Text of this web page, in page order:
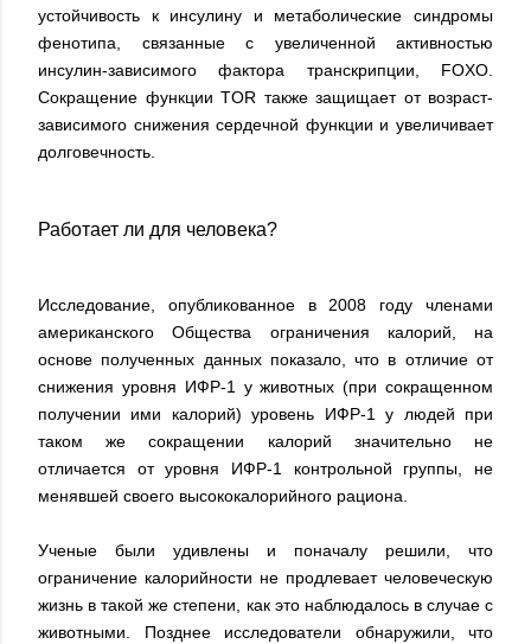
устойчивость к инсулину и метаболические синдромы
фенотипа, связанные с увеличенной активностью
инсулин-зависимого фактора транскрипции, FOXO.
Сокращение функции TOR также защищает от возраст-
зависимого снижения сердечной функции и увеличивает
долговечность.
Работает ли для человека?
Исследование, опубликованное в 2008 году членами
американского Общества ограничения калорий, на
основе полученных данных показало, что в отличие от
снижения уровня ИФР-1 у животных (при сокращенном
получении ими калорий) уровень ИФР-1 у людей при
таком же сокращении калорий значительно не
отличается от уровня ИФР-1 контрольной группы, не
менявшей своего высококалорийного рациона.
Ученые были удивлены и поначалу решили, что
ограничение калорийности не продлевает человеческую
жизнь в такой же степени, как это наблюдалось в случае с
животными. Позднее исследователи обнаружили, что